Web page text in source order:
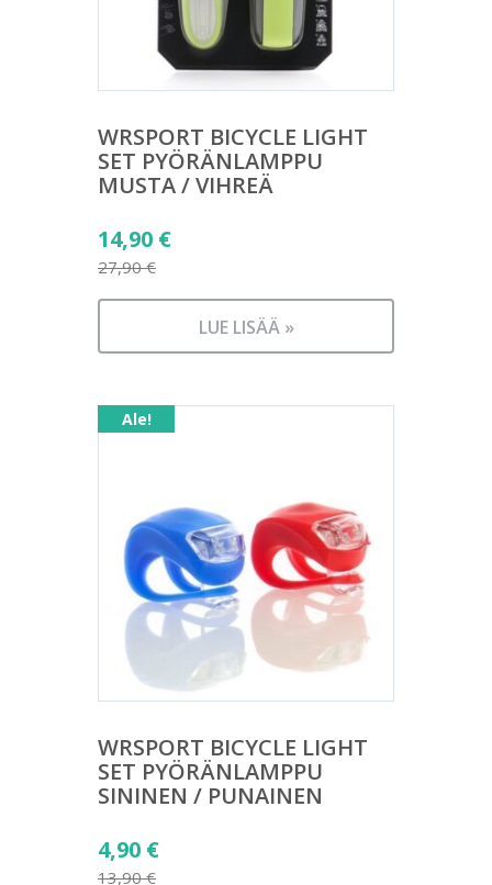
WRSPORT BICYCLE LIGHT
SET PYÖRÄNLAMPPU
MUSTA / VIHREÄ
27,90€
Alkuperäinen
hinta
oli:
14,90 €
Nykyinen
on:
LUE LISÄÄ »
Ale!
WRSPORT BICYCLE LIGHT
SET PYÖRÄNLAMPPU
SININEN / PUNAINEN
13,90€
Alkuperäinen
hinta
4,90 €